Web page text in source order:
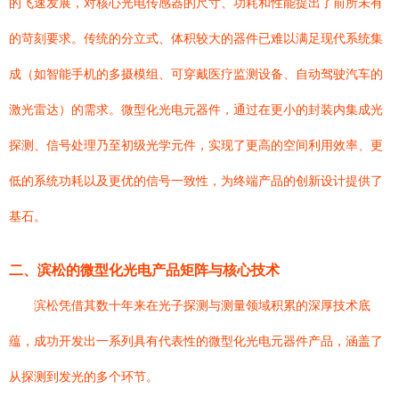
的苛刻要求。传统的分立式、体积较大的器件已难以满足现代系统集
成（如智能手机的多摄模组、可穿戴医疗监测设备、自动驾驶汽车的
激光雷达）的需求。微型化光电元器件，通过在更小的封装内集成光
探测、信号处理乃至初级光学元件，实现了更高的空间利用效率、更
低的系统功耗以及更优的信号一致性，为终端产品的创新设计提供了
基石。
二、滨松的微型化光电产品矩阵与核心技术
滨松凭借其数十年来在光子探测与测量领域积累的深厚技术底
蕴，成功开发出一系列具有代表性的微型化光电元器件产品，涵盖了
从探测到发光的多个环节。